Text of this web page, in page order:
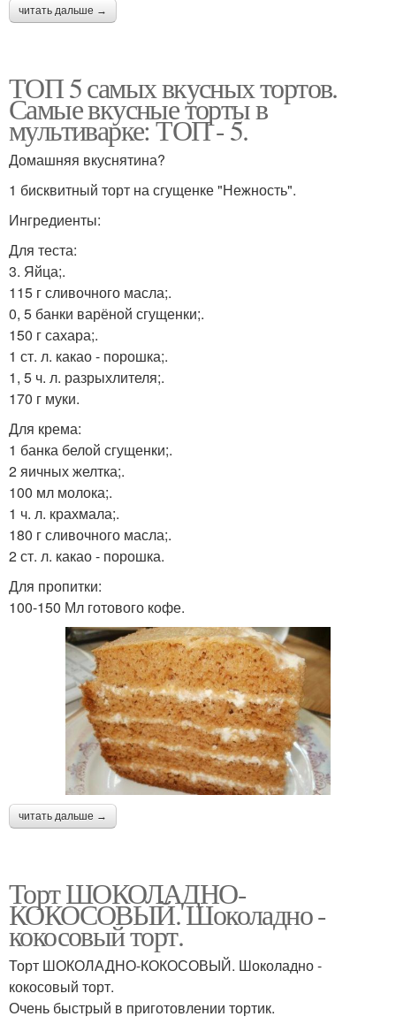
читать дальше →
ТОП 5 самых вкусных тортов.
Самые вкусные торты в
мультиварке: ТОП - 5.
Домашняя вкуснятина?
1 бисквитный торт на сгущенке "Нежность".
Ингредиенты:
Для теста:
3. Яйца;.
115 г сливочного масла;.
0, 5 банки варёной сгущенки;.
150 г сахара;.
1 ст. л. какао - порошка;.
1, 5 ч. л. разрыхлителя;.
170 г муки.
Для крема:
1 банка белой сгущенки;.
2 яичных желтка;.
100 мл молока;.
1 ч. л. крахмала;.
180 г сливочного масла;.
2 ст. л. какао - порошка.
Для пропитки:
100-150 Мл готового кофе.
читать дальше →
Торт ШОКОЛАДНО-
КОКОСОВЫЙ. Шоколадно -
кокосовый торт.
Торт ШОКОЛАДНО-КОКОСОВЫЙ. Шоколадно -
кокосовый торт.
Очень быстрый в приготовлении тортик.